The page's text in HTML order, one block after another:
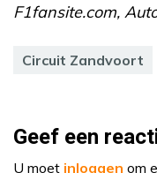
F1fansite.com,
Circuit Zandvoort
Geef een
U moet inloggen om